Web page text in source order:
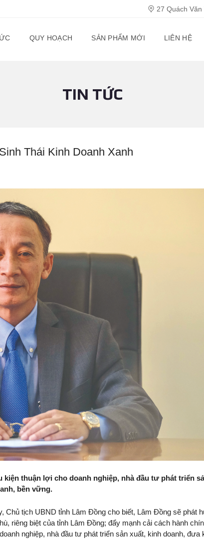
27 Quách
QUY HOẠCH SẢN PHẨM MỚI LIÊN HỆ
TIN TỨC
Thái Kinh Doanh Xanh
thuận lợi cho doanh nghiệp, nhà đầu tư phát triển
bền vững.
Chủ tịch UBND tỉnh Lâm Đồng cho biết, Lâm Đồng sẽ phát
riêng biệt của tỉnh Lâm Đồng; đẩy mạnh cải cách hành
nghiệp, nhà đầu tư phát triển sản xuất, kinh doanh, đưa